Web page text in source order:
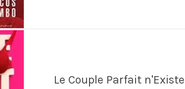
Le Couple Parfait